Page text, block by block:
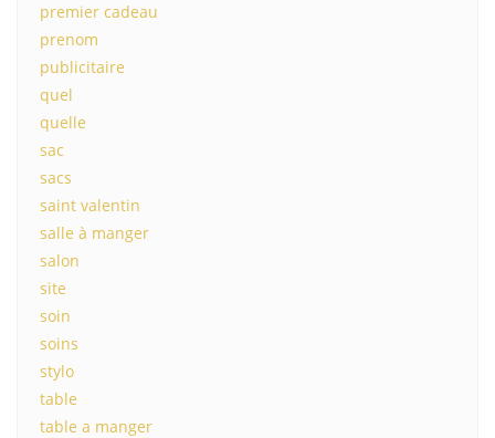
premier cadeau
prenom
publicitaire
quel
quelle
sac
sacs
saint valentin
salle à manger
salon
site
soin
soins
stylo
table
table a manger